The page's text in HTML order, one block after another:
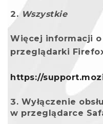
Wszystkie
Więcej informacji
przeglądarki
https://
Wyłączenie
w przeglądarce